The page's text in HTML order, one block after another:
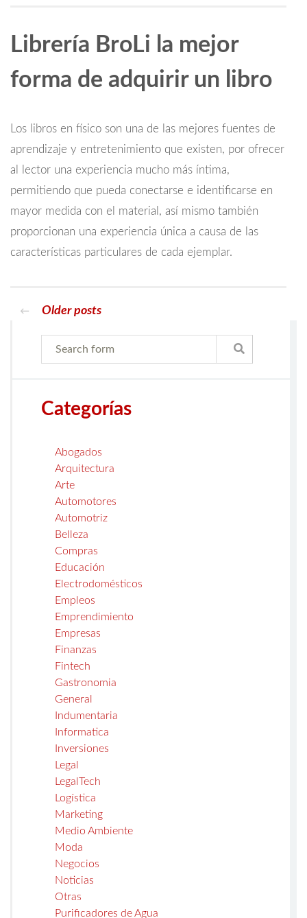
Librería BroLi la mejor
forma de adquirir un libro
Los libros en físico son una de las mejores fuentes de
aprendizaje y entretenimiento que existen, por ofrecer
al lector una experiencia mucho más íntima,
permitiendo que pueda conectarse e identificarse en
mayor medida con el material, así mismo también
proporcionan una experiencia única a causa de las
características particulares de cada ejemplar.
← Older posts
Categorías
Abogados
Arquitectura
Arte
Automotores
Automotriz
Belleza
Compras
Educación
Electrodomésticos
Empleos
Emprendimiento
Empresas
Finanzas
Fintech
Gastronomia
General
Indumentaria
Informatica
Inversiones
Legal
LegalTech
Logística
Marketing
Medio Ambiente
Moda
Negocios
Noticias
Otras
Purificadores de Agua